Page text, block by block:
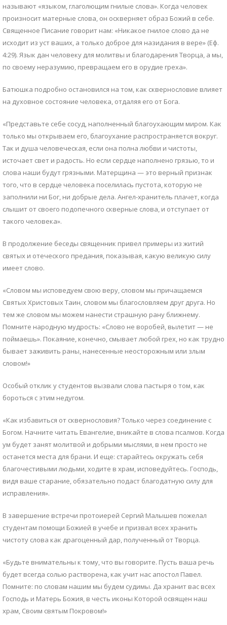
называют «языком, глаголющим гнилые слова». Когда человек
произносит матерные слова, он оскверняет образ Божий в себе.
Священное Писание говорит нам: «Никакое гнилое слово да не
исходит из уст ваших, а только доброе для назидания в вере» (Еф.
4:29). Язык дан человеку для молитвы и благодарения Творца, а мы,
по своему неразумию, превращаем его в орудие греха».
Батюшка подробно остановился на том, как сквернословие влияет
на духовное состояние человека, отдаляя его от Бога.
«Представьте себе сосуд, наполненный благоухающим миром. Как
только мы открываем его, благоухание распространяется вокруг.
Так и душа человеческая, если она полна любви и чистоты,
источает свет и радость. Но если сердце наполнено грязью, то и
слова наши будут грязными. Матерщина — это верный признак
того, что в сердце человека поселилась пустота, которую не
заполнили ни Бог, ни добрые дела. Ангел-хранитель плачет, когда
слышит от своего подопечного скверные слова, и отступает от
такого человека».
В продолжение беседы священник привел примеры из житий
святых и отеческого предания, показывая, какую великую силу
имеет слово.
«Словом мы исповедуем свою веру, словом мы причащаемся
Святых Христовых Таин, словом мы благословляем друг друга. Но
тем же словом мы можем нанести страшную рану ближнему.
Помните народную мудрость: «Слово не воробей, вылетит — не
поймаешь». Покаяние, конечно, смывает любой грех, но как трудно
бывает заживить раны, нанесенные неосторожным или злым
словом!»
Особый отклик у студентов вызвали слова пастыря о том, как
бороться с этим недугом.
«Как избавиться от сквернословия? Только через соединение с
Богом. Начните читать Евангелие, вникайте в слова псалмов. Когда
ум будет занят молитвой и добрыми мыслями, в нем просто не
останется места для брани. И еще: старайтесь окружать себя
благочестивыми людьми, ходите в храм, исповедуйтесь. Господь,
видя ваше старание, обязательно подаст благодатную силу для
исправления».
В завершение встречи протоиерей Сергий Малышев пожелал
студентам помощи Божией в учебе и призвал всех хранить
чистоту слова как драгоценный дар, полученный от Творца.
«Будьте внимательны к тому, что вы говорите. Пусть ваша речь
будет всегда солью растворена, как учит нас апостол Павел.
Помните: по словам нашим мы будем судимы. Да хранит вас всех
Господь и Матерь Божия, в честь иконы Которой освящен наш
храм, Своим святым Покровом!»